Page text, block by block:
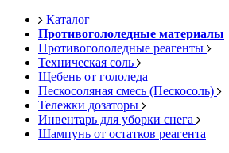
Каталог
Противогололедные материалы
Противогололедные реагенты
Техническая соль
Щебень от гололеда
Пескосоляная смесь (Пескосоль)
Тележки дозаторы
Инвентарь для уборки снега
Шампунь от остатков реагента